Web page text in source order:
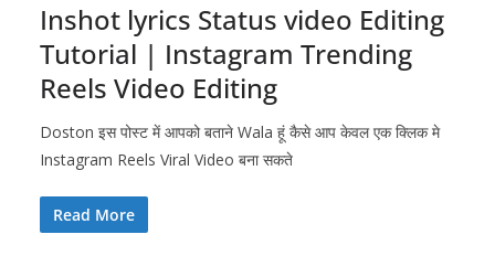
Inshot lyrics Status video Editing
Tutorial | Instagram Trending
Reels Video Editing
Doston इस पोस्ट में आपको बताने Wala हूं कैसे आप केवल एक क्लिक मे
Instagram Reels Viral Video बना सकते
Read More